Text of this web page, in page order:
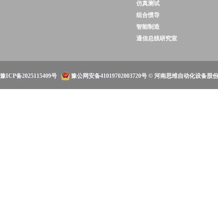
仿真测试
组合惯导
智能制造
通信总线研究室
豫ICP备2025115409号 豫公网安备41019702003720号 © 河南思维自动化设备股